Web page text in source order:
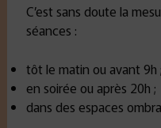
C’est sans doute la
séances :
tôt le matin ou avant 9h ;
en soirée ou après 20h ;
dans des espaces